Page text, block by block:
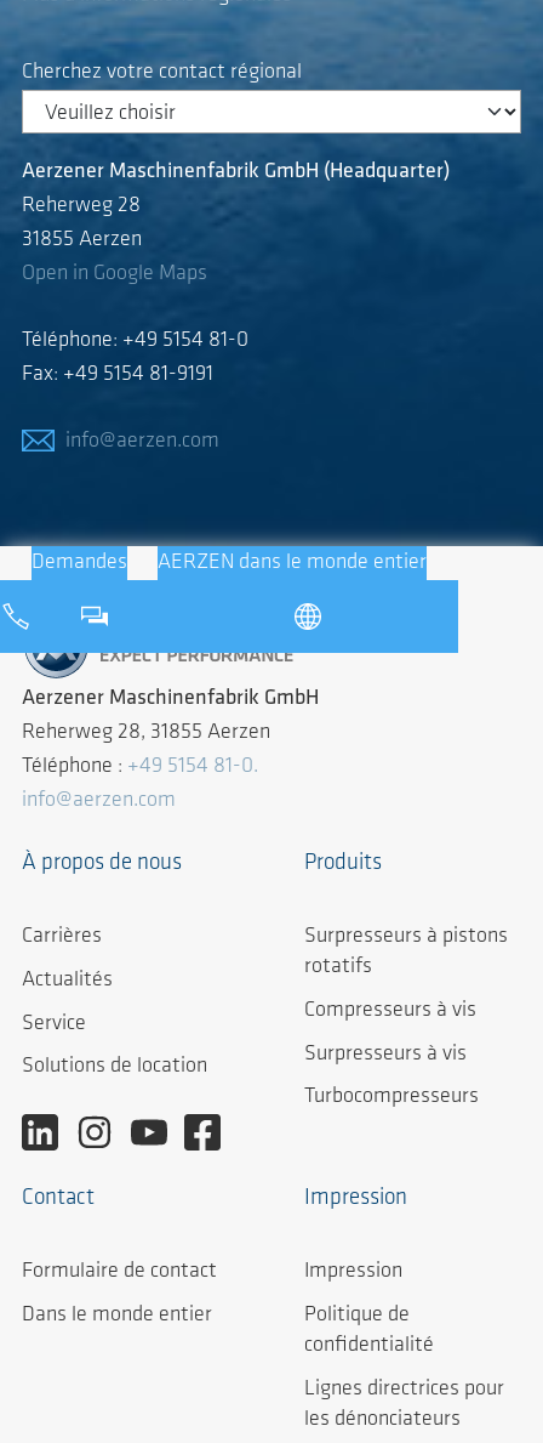
Cherchez votre contact régional
Aerzener Maschinenfabrik GmbH (Headquarter)
Reherweg 28
31855 Aerzen
Open in Google Maps
Téléphone: +49 5154 81-0
Fax: +49 5154 81-9191
info@aerzen.com
Demandes AERZEN dans le monde entier
Aerzener Maschinenfabrik GmbH
Reherweg 28, 31855 Aerzen
Téléphone : +49 5154 81-0.
info@aerzen.com
À propos de nous
Carrières
Actualités
Service
Solutions de location
Produits
Surpresseurs à pistons
rotatifs
Compresseurs à vis
Surpresseurs à vis
Turbocompresseurs
Contact
Formulaire de contact
Dans le monde entier
Impression
Impression
Politique de
confidentialité
Lignes directrices pour
les dénonciateurs